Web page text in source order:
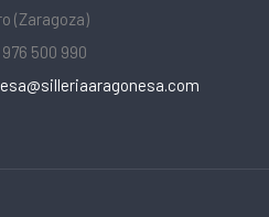
(Zaragoza)
500 990